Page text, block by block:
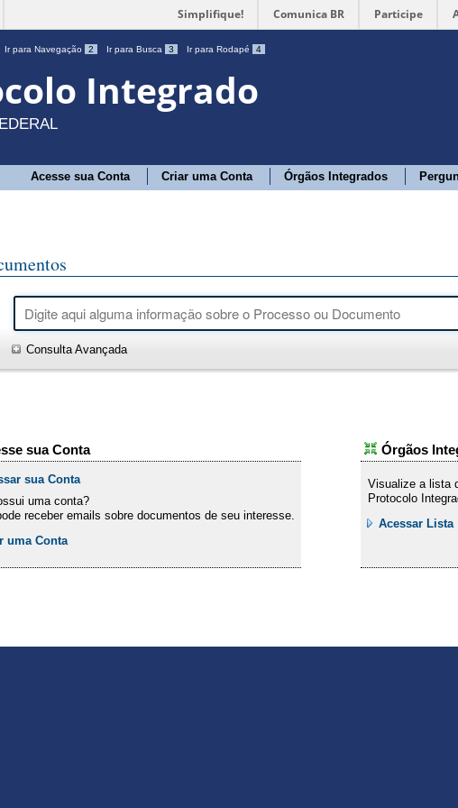
Simplifique! Comunica BR Participe
Ir para Navegação 2 Ir para Busca 3 Ir para Rodapé 4
Integrado
Acesse sua Conta Criar uma Conta Órgãos Integrados
Consulta Avançada
sua Conta
sua Conta
uma conta?
receber emails sobre documentos de seu interesse.
uma Conta
Órgãos
Visualize a lista
Protocolo
Acessar Lista